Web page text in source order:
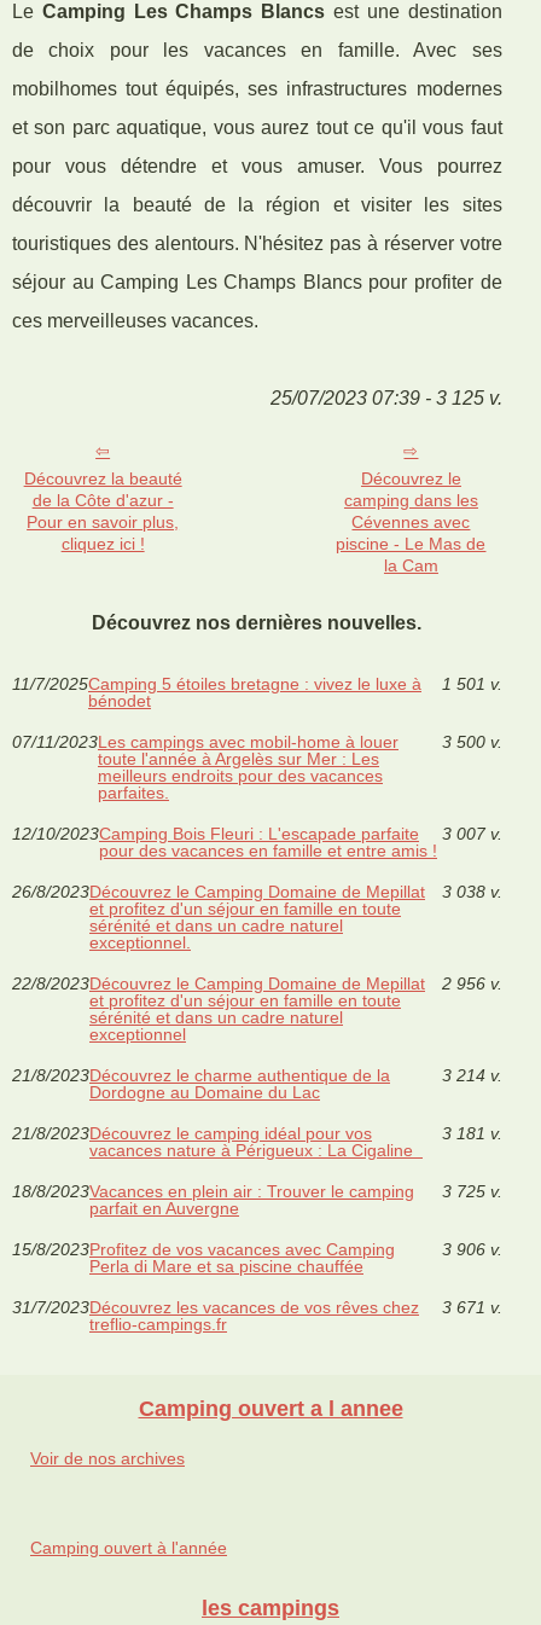
Le Camping Les Champs Blancs est une destination
de choix pour les vacances en famille. Avec ses
mobilhomes tout équipés, ses infrastructures modernes
et son parc aquatique, vous aurez tout ce qu'il vous faut
pour vous détendre et vous amuser. Vous pourrez
découvrir la beauté de la région et visiter les sites
touristiques des alentours. N'hésitez pas à réserver votre
séjour au Camping Les Champs Blancs pour profiter de
ces merveilleuses vacances.
25/07/2023 07:39 - 3 125 v.
Découvrez la beauté
de la Côte d'azur -
Pour en savoir plus,
cliquez ici !
Découvrez le
camping dans les
Cévennes avec
piscine - Le Mas de
la Cam
Découvrez nos dernières nouvelles.
11/7/2025Camping 5 étoiles bretagne : vivez le luxe à
bénodet
1 501 v.
07/11/2023Les campings avec mobil-home à louer
toute l'année à Argelès sur Mer : Les
meilleurs endroits pour des vacances
parfaites.
3 500 v.
12/10/2023Camping Bois Fleuri : L'escapade parfaite
pour des vacances en famille et entre amis !
3 007 v.
26/8/2023Découvrez le Camping Domaine de Mepillat
et profitez d'un séjour en famille en toute
sérénité et dans un cadre naturel
exceptionnel.
3 038 v.
22/8/2023Découvrez le Camping Domaine de Mepillat
et profitez d'un séjour en famille en toute
sérénité et dans un cadre naturel
exceptionnel
2 956 v.
21/8/2023Découvrez le charme authentique de la
Dordogne au Domaine du Lac
3 214 v.
21/8/2023Découvrez le camping idéal pour vos
vacances nature à Périgueux : La Cigaline
3 181 v.
18/8/2023Vacances en plein air : Trouver le camping
parfait en Auvergne
3 725 v.
15/8/2023Profitez de vos vacances avec Camping
Perla di Mare et sa piscine chauffée
3 906 v.
31/7/2023Découvrez les vacances de vos rêves chez
treflio-campings.fr
3 671 v.
Camping ouvert a l annee
Voir de nos archives
Camping ouvert à l'année
les campings